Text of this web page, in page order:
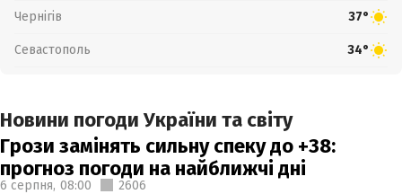
Чернігів 37°
Севастополь 34°
Новини погоди України та світу
Грози замінять сильну спеку до +38:
прогноз погоди на найближчі дні
6 серпня, 08:00 2606